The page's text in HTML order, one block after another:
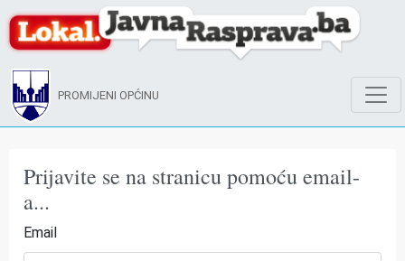
PROMIJENI OPĆINU
Prijavite se na stranicu pomoću email-
a...
Email